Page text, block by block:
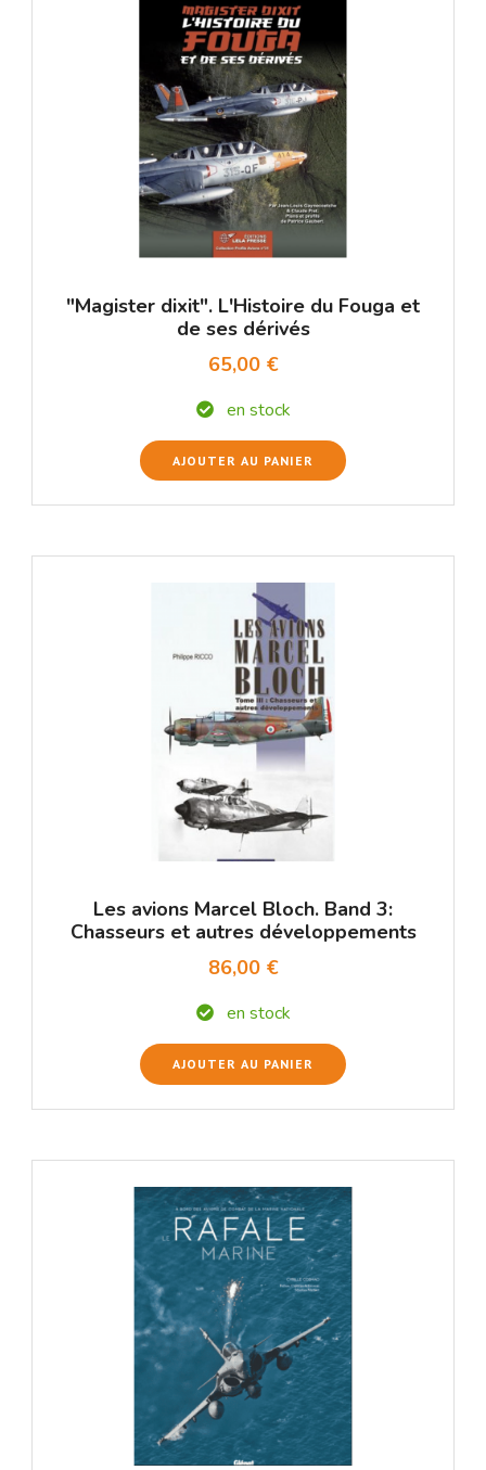
"Magister dixit". L'Histoire du Fouga et
de ses dérivés
65,00 €
en stock
AJOUTER AU PANIER
Les avions Marcel Bloch. Band 3:
Chasseurs et autres développements
86,00 €
en stock
AJOUTER AU PANIER